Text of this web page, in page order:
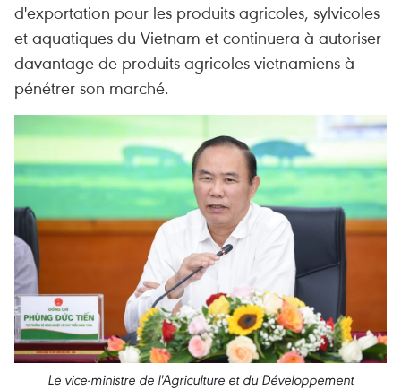
d'exportation pour les produits agricoles, sylvicoles
et aquatiques du Vietnam et continuera à autoriser
davantage de produits agricoles vietnamiens à
pénétrer son marché.
Le vice-ministre de l'Agriculture et du Développement